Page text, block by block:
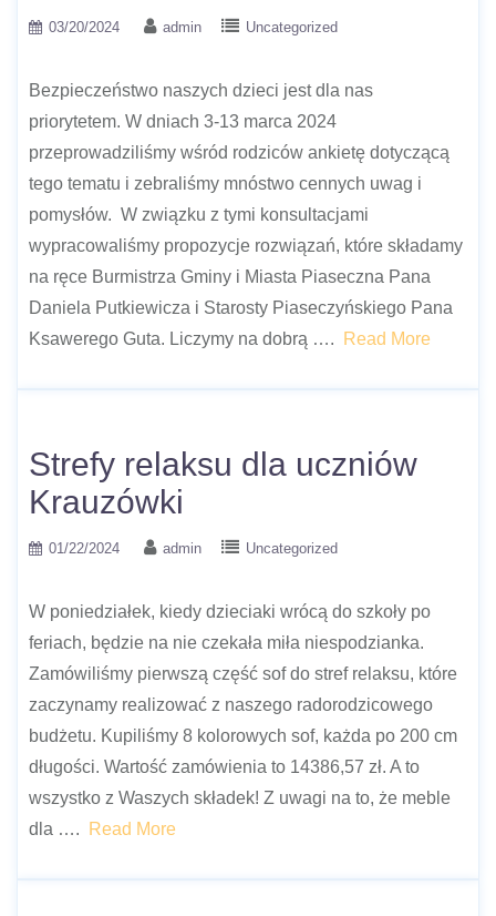
03/20/2024 admin Uncategorized
Bezpieczeństwo naszych dzieci jest dla nas
priorytetem. W dniach 3-13 marca 2024
przeprowadziliśmy wśród rodziców ankietę dotyczącą
tego tematu i zebraliśmy mnóstwo cennych uwag i
pomysłów. W związku z tymi konsultacjami
wypracowaliśmy propozycje rozwiązań, które składamy
na ręce Burmistrza Gminy i Miasta Piaseczna Pana
Daniela Putkiewicza i Starosty Piaseczyńskiego Pana
Ksawerego Guta. Liczymy na dobrą ….
Read More
Strefy relaksu dla uczniów
Krauzówki
01/22/2024 admin Uncategorized
W poniedziałek, kiedy dzieciaki wrócą do szkoły po
feriach, będzie na nie czekała miła niespodzianka.
Zamówiliśmy pierwszą część sof do stref relaksu, które
zaczynamy realizować z naszego radorodzicowego
budżetu. Kupiliśmy 8 kolorowych sof, każda po 200 cm
długości. Wartość zamówienia to 14386,57 zł. A to
wszystko z Waszych składek! Z uwagi na to, że meble
dla ….
Read More